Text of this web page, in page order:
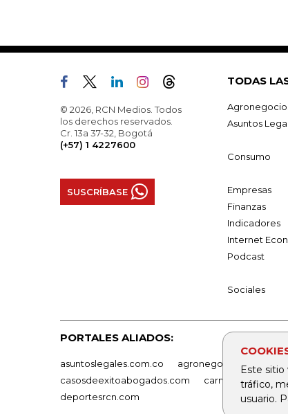
Este sitio
tráfico,
usuario.
© 2026, RCN Medios. Todos
los derechos reservados.
Cr. 13a 37-32, Bogotá
(+57) 1 4227600
SUSCRÍBASE
TODAS
Asuntos
Consumo
Empresas
Finanzas
Indicadores
Internet
Podcast
Sociales
PORTALES ALIADOS:
asuntoslegales.com.co agronegocios.co
casosdeexitoabogados.com
deportesrcn.com